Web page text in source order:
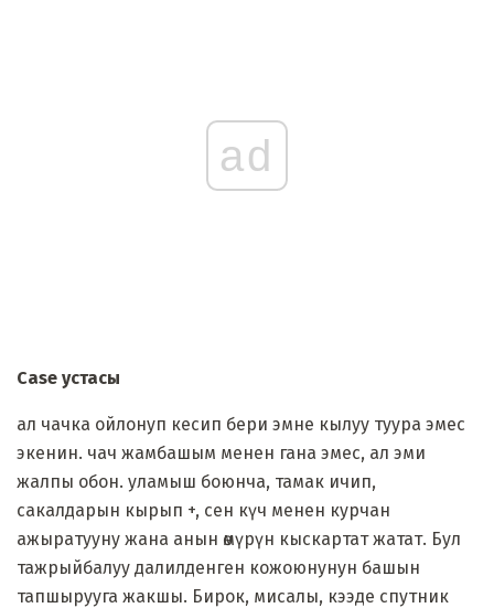
ad
Case устасы
ал чачка ойлонуп кесип бери эмне кылуу туура эмес
экенин. чач жамбашым менен гана эмес, ал эми
жалпы обон. уламыш боюнча, тамак ичип,
сакалдарын кырып +, сен күч менен курчан
ажыратууну жана анын өмүрүн кыскартат жатат. Бул
тажрыйбалуу далилденген кожоюнунун башын
тапшырууга жакшы. Бирок, мисалы, кээде спутник